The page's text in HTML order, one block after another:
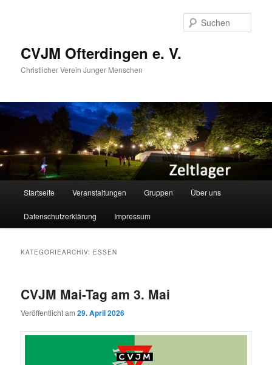
CVJM Ofterdingen e. V.
Christlicher Verein Junger Menschen
Startseite Veranstaltungen Gruppen Über uns
Datenschutzerklärung Impressum
KATEGORIEARCHIV: ESSEN
CVJM Mai-Tag am 3. Mai
Veröffentlicht am29. April 2026